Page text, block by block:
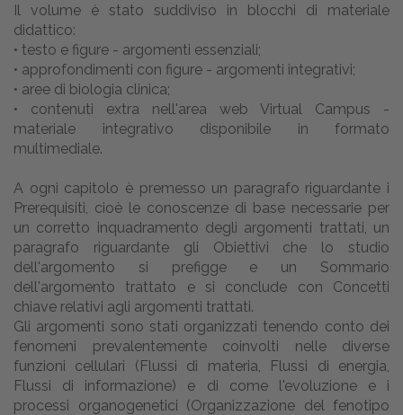
Il volume è stato suddiviso in blocchi di materiale
didattico:
• testo e figure - argomenti essenziali;
• approfondimenti con figure - argomenti integrativi;
• aree di biologia clinica;
• contenuti extra nell'area web Virtual Campus -
materiale integrativo disponibile in formato
multimediale.
A ogni capitolo è premesso un paragrafo riguardante i
Prerequisiti, cioè le conoscenze di base necessarie per
un corretto inquadramento degli argomenti trattati, un
paragrafo riguardante gli Obiettivi che lo studio
dell'argomento si prefigge e un Sommario
dell'argomento trattato e si conclude con Concetti
chiave relativi agli argomenti trattati.
Gli argomenti sono stati organizzati tenendo conto dei
fenomeni prevalentemente coinvolti nelle diverse
funzioni cellulari (Flussi di materia, Flussi di energia,
Flussi di informazione) e di come l'evoluzione e i
processi organogenetici (Organizzazione del fenotipo